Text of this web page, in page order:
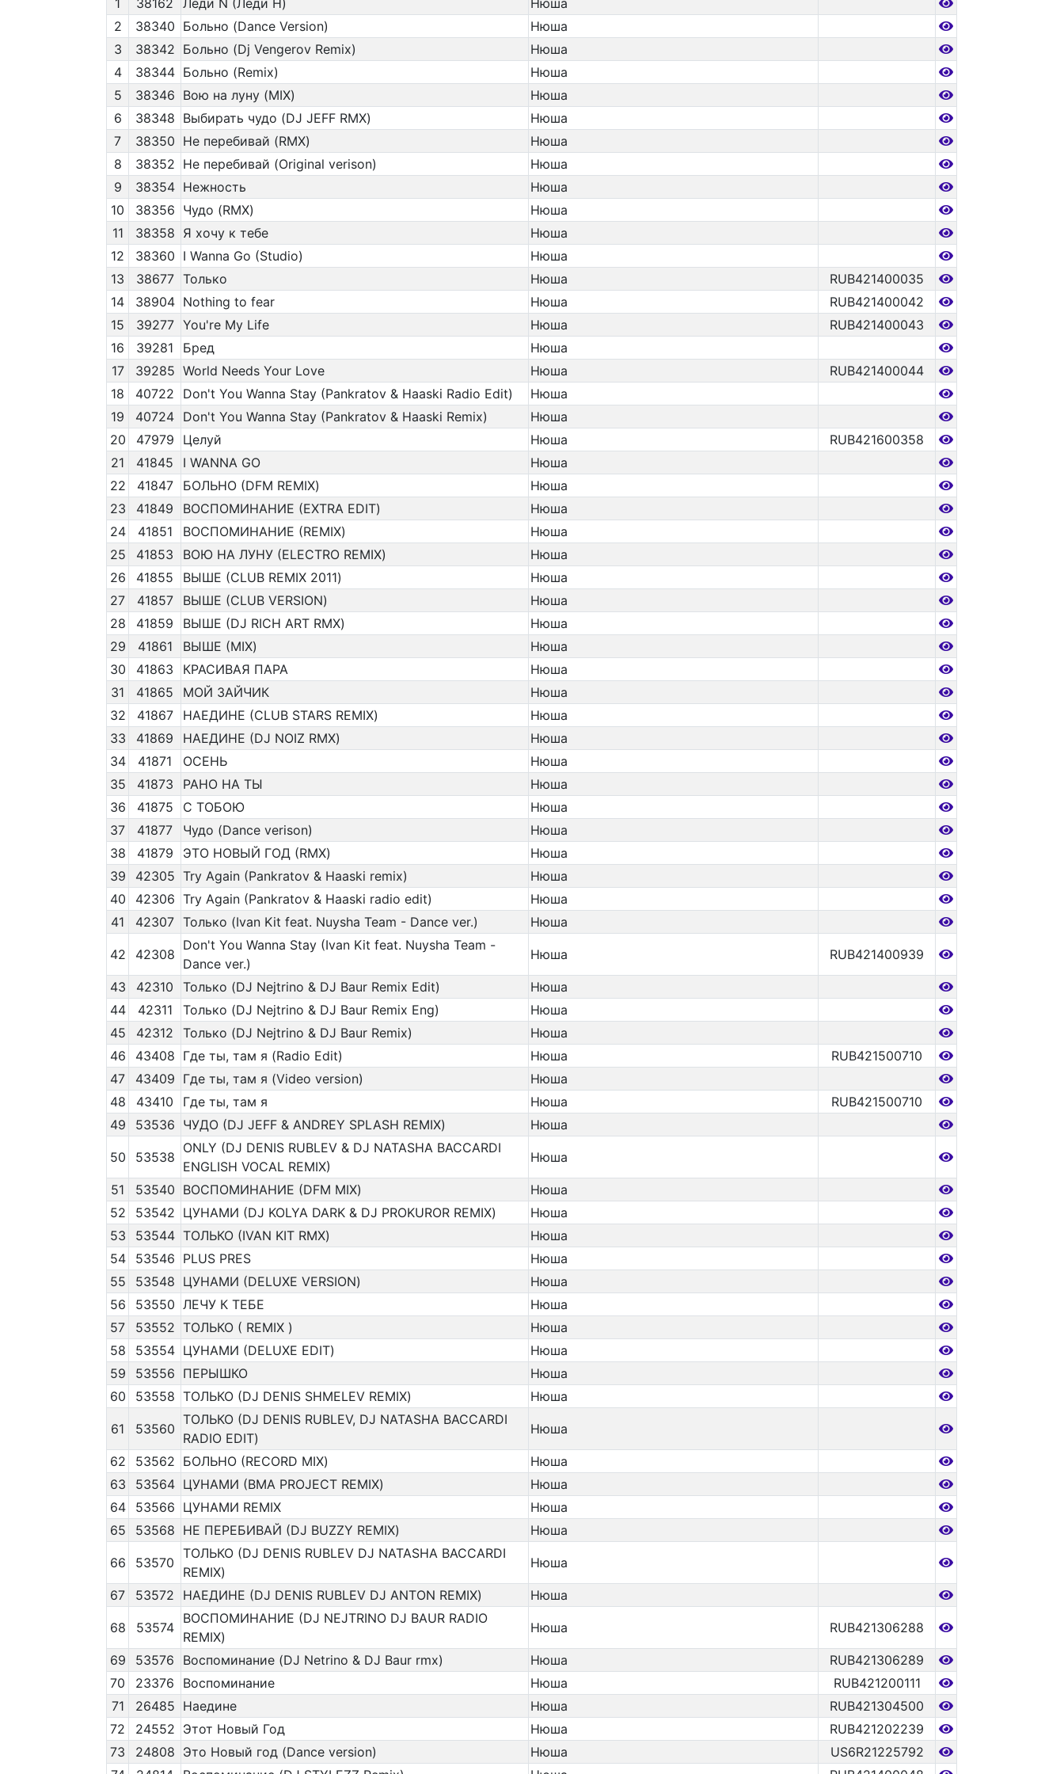
1 38162 Леди N (Леди Н)
Нюша
2
38340 Больно (Dance Version)
Нюша
3
38342 Больно (Dj Vengerov Remix)
Нюша
4
38344 Больно (Remix)
Нюша
5
38346 Вою на луну (MIX)
Нюша
6
38348 Выбирать чудо (DJ JEFF RMX)
Нюша
7
38350 Не перебивай (RMX)
Нюша
8
38352 Не перебивай (Original verison)
Нюша
9
38354 Нежность
Нюша
10
38356 Чудо (RMX)
Нюша
11
38358 Я хочу к тебе
Нюша
12
38360 I Wanna Go (Studio)
Нюша
13
38677 Только Нюша
RUB421400035
14
38904 Nothing to fear Нюша
RUB421400042
15
39277 You're My Life Нюша
RUB421400043
16
39281 Бред
Нюша
17
39285 World Needs Your Love Нюша
RUB421400044
18
40722 Don't You Wanna Stay (Pankratov & Haaski Radio Edit)
Нюша
19
40724 Don't You Wanna Stay (Pankratov & Haaski Remix)
Нюша
20
47979 Целуй Нюша
RUB421600358
21
41845 I WANNA GO
Нюша
22
41847 БОЛЬНО (DFM REMIX)
Нюша
23
41849 ВОСПОМИНАНИЕ (EXTRA EDIT)
Нюша
24
41851 ВОСПОМИНАНИЕ (REMIX)
Нюша
25
41853 ВОЮ НА ЛУНУ (ELECTRO REMIX)
Нюша
26
41855 ВЫШЕ (CLUB REMIX 2011)
Нюша
27
41857 ВЫШЕ (CLUB VERSION)
Нюша
28
41859 ВЫШЕ (DJ RICH ART RMX)
Нюша
29
41861 ВЫШЕ (MIX)
Нюша
30
41863 КРАСИВАЯ ПАРА
Нюша
31
41865 МОЙ ЗАЙЧИК
Нюша
32
41867 НАЕДИНЕ (CLUB STARS REMIX)
Нюша
33
41869 НАЕДИНЕ (DJ NOIZ RMX)
Нюша
34
41871 ОСЕНЬ
Нюша
35
41873 РАНО НА ТЫ
Нюша
36
41875 С ТОБОЮ
Нюша
37
41877 Чудо (Dance verison)
Нюша
38
41879 ЭТО НОВЫЙ ГОД (RMX)
Нюша
39
42305 Try Again (Pankratov & Haaski remix)
Нюша
40
42306 Try Again (Pankratov & Haaski radio edit)
Нюша
41
42307 Только (Ivan Kit feat. Nuysha Team - Dance ver.) Нюша
42 42308
Don't You Wanna Stay (Ivan Kit feat. Nuysha Team -
Dance ver.)
Нюша RUB421400939
43 42310 Только (DJ Nejtrino & DJ Baur Remix Edit)
Нюша
44
42311 Только (DJ Nejtrino & DJ Baur Remix Eng)
Нюша
45
42312 Только (DJ Nejtrino & DJ Baur Remix)
Нюша
46
43408 Где ты, там я (Radio Edit) Нюша
RUB421500710
47
43409 Где ты, там я (Video version)
Нюша
48
43410 Где ты, там я Нюша
RUB421500710
49
53536 ЧУДО (DJ JEFF & ANDREY SPLASH REMIX) Нюша
50 53538
ONLY (DJ DENIS RUBLEV & DJ NATASHA BACCARDI
ENGLISH VOCAL REMIX)
Нюша
51 53540 ВОСПОМИНАНИЕ (DFM MIX)
Нюша
52
53542 ЦУНАМИ (DJ KOLYA DARK & DJ PROKUROR REMIX)
Нюша
53
53544 ТОЛЬКО (IVAN KIT RMX)
Нюша
54
53546 PLUS PRES
Нюша
55
53548 ЦУНАМИ (DELUXE VERSION)
Нюша
56
53550 ЛЕЧУ К ТЕБЕ
Нюша
57
53552 ТОЛЬКО ( REMIX )
Нюша
58
53554 ЦУНАМИ (DELUXE EDIT)
Нюша
59
53556 ПЕРЫШКО
Нюша
60
53558 ТОЛЬКО (DJ DENIS SHMELEV REMIX) Нюша
61 53560
ТОЛЬКО (DJ DENIS RUBLEV, DJ NATASHA BACCARDI
RADIO EDIT)
Нюша
62 53562 БОЛЬНО (RECORD MIX)
Нюша
63
53564 ЦУНАМИ (BMA PROJECT REMIX)
Нюша
64
53566 ЦУНАМИ REMIX
Нюша
65
53568 НЕ ПЕРЕБИВАЙ (DJ BUZZY REMIX) Нюша
66 53570
ТОЛЬКО (DJ DENIS RUBLEV DJ NATASHA BACCARDI
REMIX)
Нюша
67 53572 НАЕДИНЕ (DJ DENIS RUBLEV DJ ANTON REMIX) Нюша
68 53574
ВОСПОМИНАНИЕ (DJ NEJTRINO DJ BAUR RADIO
REMIX)
Нюша RUB421306288
69 53576 Воспоминание (DJ Netrino & DJ Baur rmx) Нюша
RUB421306289
70
23376 Воспоминание Нюша
RUB421200111
71
26485 Наедине Нюша
RUB421304500
72
24552 Этот Новый Год Нюша
RUB421202239
73
24808 Это Новый год (Dance version) Нюша
US6R21225792